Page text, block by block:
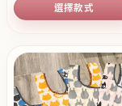
選擇款式